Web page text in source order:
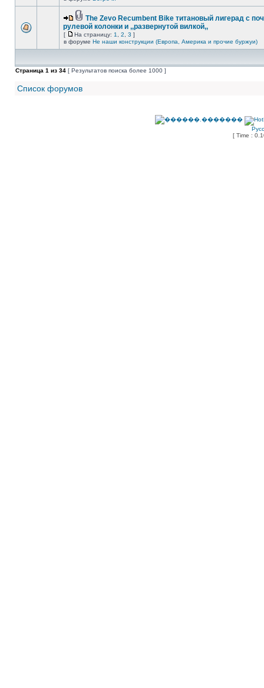
The Zevo Recumbent Bike титановый лигерад с
рулевой колонки и ,,развернутой вилкой,,
[ На страницу: 1 2 3 ]
в форуме Не наши конструкции (Европа, Америка и прочие буржуи)
Страница 1 из 34 [ Результатов поиска более 1000 ]
Список форумов
[ Time :